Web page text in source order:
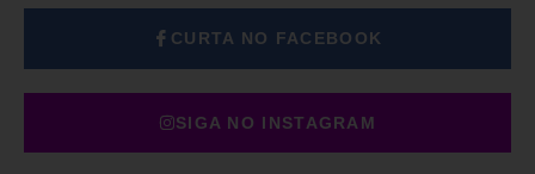
CURTA NO FACEBOOK
SIGA NO INSTAGRAM